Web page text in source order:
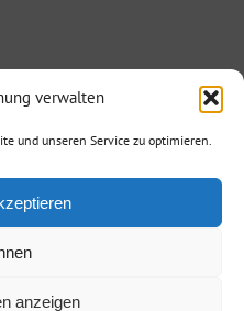
verwalten
und unseren Service zu optimieren.
anzeigen| • Powered by